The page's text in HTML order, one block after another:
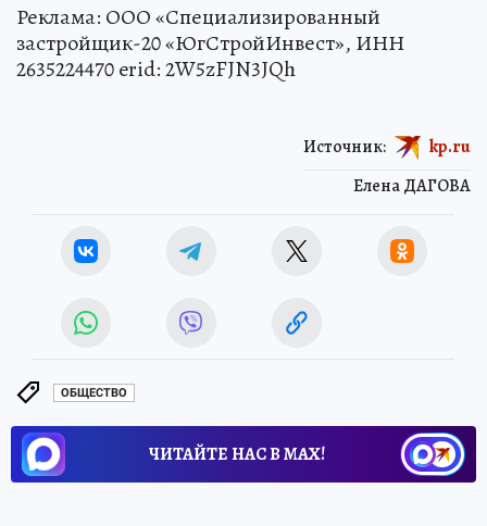
Реклама: ООО «Специализированный
застройщик-20 «ЮгСтройИнвест», ИНН
2635224470 erid: 2W5zFJN3JQh
Елена ДАГОВА
Источник: kp.ru
ОБЩЕСТВО
ЧИТАЙТЕ НАС В МАХ!